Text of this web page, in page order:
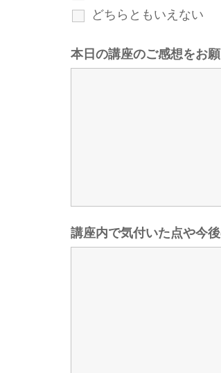
どちらともいえない
本日の講座のご感想をお
講座内で気付いた点や今